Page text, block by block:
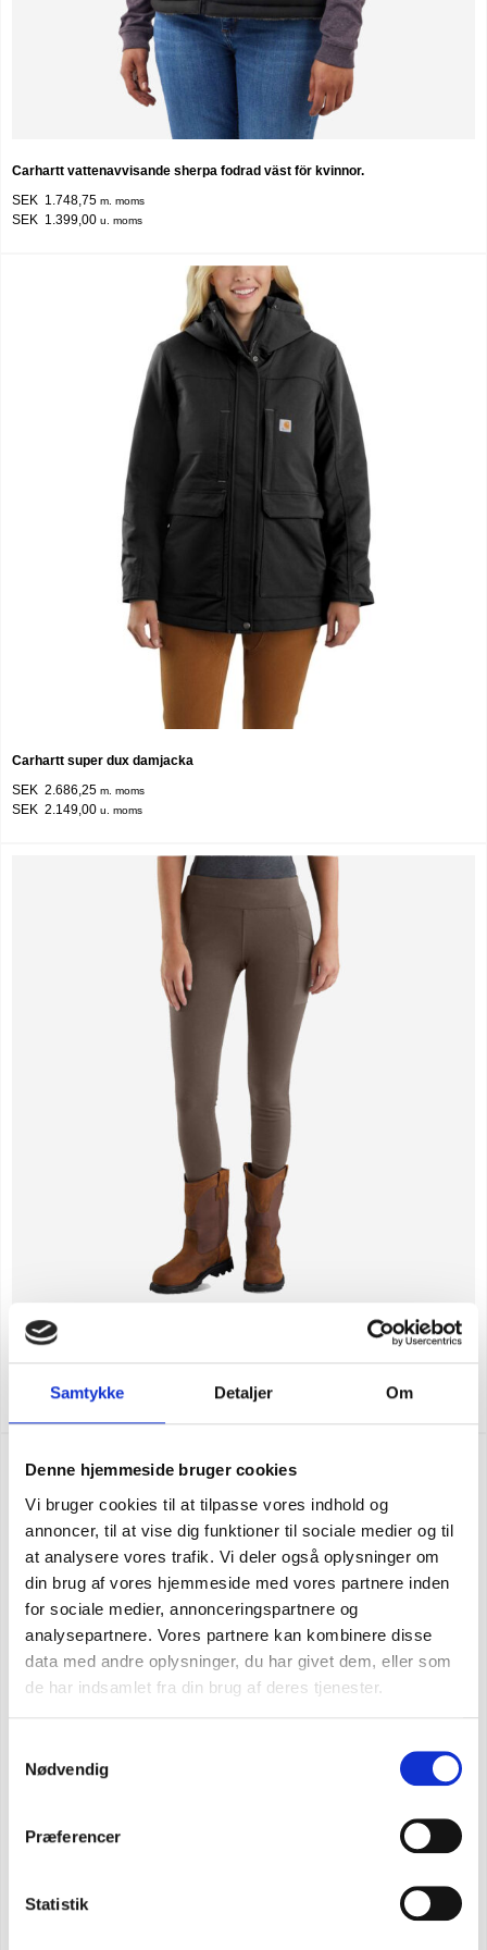
Samtykke Detaljer Om
Denne hjemmeside bruger cookies
Vi bruger cookies til at tilpasse vores indhold og
annoncer, til at vise dig funktioner til sociale medier og til
at analysere vores trafik. Vi deler også oplysninger om
din brug af vores hjemmeside med vores partnere inden
for sociale medier, annonceringspartnere og
analysepartnere. Vores partnere kan kombinere disse
data med andre oplysninger, du har givet dem, eller som
de har indsamlet fra din brug af deres tjenester.
Nødvendig
Præferencer
Statistik
Carhartt vattenavvisande sherpa fodrad väst för kvinnor.
SEK 1.748,75 m. moms
SEK 1.399,00 u. moms
Carhartt super dux damjacka
SEK 2.686,25 m. moms
SEK 2.149,00 u. moms
CARHARTT FORCE UTILITY DAMLEGGING
SEK 899,00u. moms
NY FÄRG